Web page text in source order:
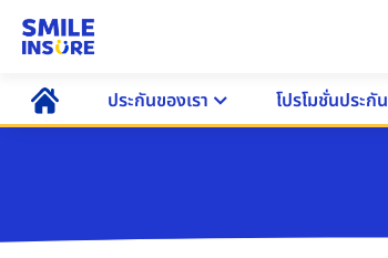
ประกันของเรา โปรโมชั่นประกัน